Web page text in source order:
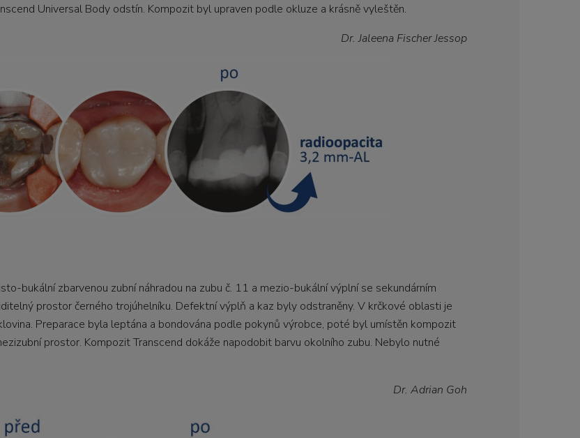
Universal Body odstín. Kompozit byl upraven podle okluze a krásně vyleštěn.
Dr. Jaleena Fischer Jessop
bukální zbarvenou zubní náhradou na zubu č. 11 a mezio-bukální výplní se sekundárním
prostor černého trojúhelníku. Defektní výplň a kaz byly odstraněny. V krčkové oblasti je
Preparace byla leptána a bondována podle pokynů výrobce, poté byl umístěn kompozit
prostor. Kompozit Transcend dokáže napodobit barvu okolního zubu. Nebylo nutné
Dr. Adrian Goh